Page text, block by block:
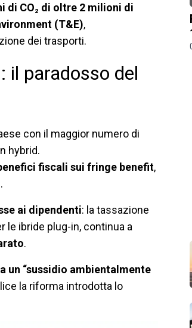
di CO₂ di oltre 2 milioni di
(T&E),
dei trasporti.
il paradosso del
con il maggior numero di
hybrid.
fiscali sui fringe benefit,
ai dipendenti: la tassazione
le ibride plug-in, continua a
.
un “sussidio ambientalmente
la riforma introdotta lo